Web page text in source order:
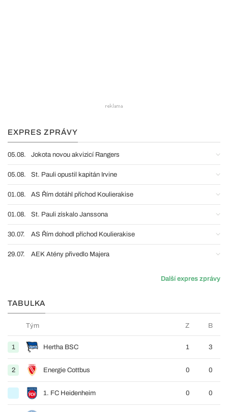
EXPRES ZPRÁVY
05.08. Jokota novou akvizicí Rangers
05.08. St. Pauli opustil kapitán Irvine
01.08. AS Řím dotáhl příchod Koulierakise
01.08. St. Pauli získalo Janssona
30.07. AS Řím dohodl příchod Koulierakise
29.07. AEK Atény přivedlo Majera
Další expres zprávy
TABULKA
Tým Z B
1 Hertha BSC 1 3
2 Energie Cottbus 0 0
1. FC Heidenheim 0 0